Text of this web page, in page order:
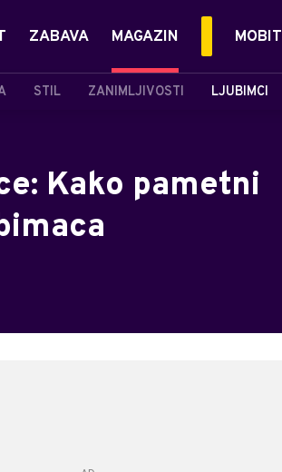
ZABAVA MAGAZIN
STIL ZANIMLJIVOSTI LJUBIMCI
MOBIT
Kako pametni